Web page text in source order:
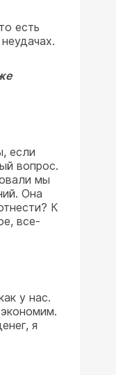
есть
если
вопрос.
мы
Она
К
все-
у нас.
я